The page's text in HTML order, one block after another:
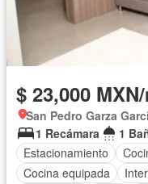
$ 23,000
San Pedro Garza
1 Recámara
1
Estacionamiento
Cocina equipada